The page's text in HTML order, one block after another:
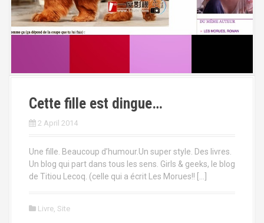
Cette fille est dingue…
2 April 2014
Une fille. Beaucoup d’humour.Un super style. Des livres.
Un blog qui part dans tous les sens. Girls & geeks, le blog
de Titiou Lecoq. (celle qui a écrit Les Morues!! […]
Livre, Site